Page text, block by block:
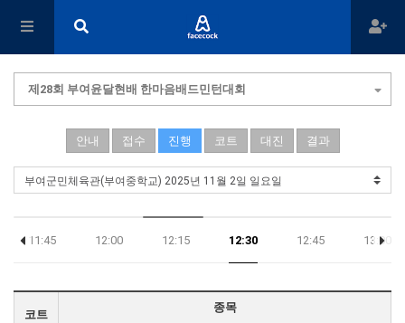
제28회 부여윤달현배 한마음배드민턴대회
안내 접수 진행 코트 대진 결과
11:45 12:00 12:15 12:30 12:45 13:00
코트
종목